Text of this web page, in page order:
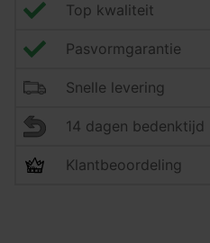
Top kwaliteit
Pasvormgarantie
Snelle levering
14 dagen bedenktijd
Klantbeoordeling